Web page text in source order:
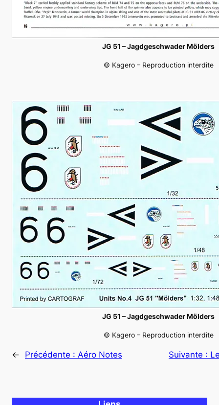
JG 51 – Jagdgeschwader Mölders
© Kagero – Reproduction interdite
JG 51 – Jagdgeschwader Mölders
© Kagero – Reproduction interdite
← Précédente : Aéro Notes Suivante :